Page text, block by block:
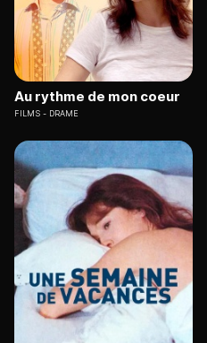
Au rythme de mon coeur
FILMS DRAME